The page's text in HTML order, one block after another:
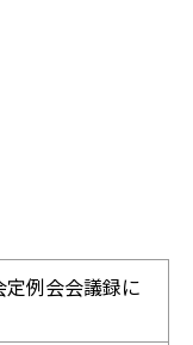
例会会議録に